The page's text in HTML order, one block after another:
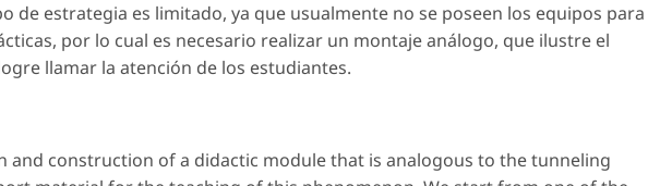
de estrategia es limitado, ya que usualmente no se poseen los equipos para
por lo cual es necesario realizar un montaje análogo, que ilustre el
llamar la atención de los estudiantes.
and construction of a didactic module that is analogous to the tunneling